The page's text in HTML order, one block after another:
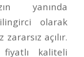
yanında
olarak
açılır.
kaliteli